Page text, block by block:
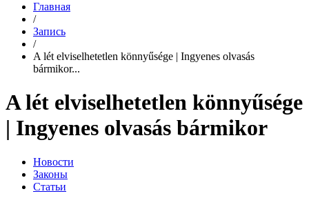
Главная
/
Запись
/
A lét elviselhetetlen könnyűsége | Ingyenes olvasás
bármikor...
A lét elviselhetetlen könnyűsége
| Ingyenes olvasás bármikor
Новости
Законы
Статьи